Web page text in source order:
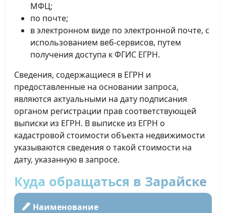
МФЦ;
по почте;
в электронном виде по электронной почте, с
использованием веб-сервисов, путем
получения доступа к ФГИС ЕГРН.
Сведения, содержащиеся в ЕГРН и
предоставленные на основании запроса,
являются актуальными на дату подписания
органом регистрации прав соответствующей
выписки из ЕГРН. В выписке из ЕГРН о
кадастровой стоимости объекта недвижимости
указываются сведения о такой стоимости на
дату, указанную в запросе.
Куда обращаться в Зарайске
Наименование